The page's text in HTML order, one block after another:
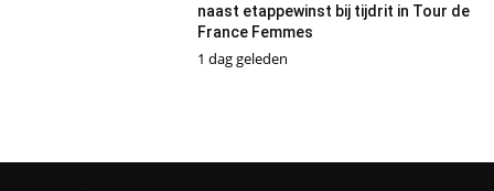
naast etappewinst bij tijdrit in Tour de
France Femmes
1 dag geleden